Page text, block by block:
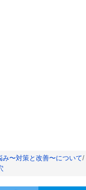
み〜対策と改善〜について/